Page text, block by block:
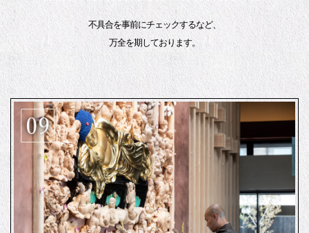
不具合を事前にチェックするなど、
万全を期しております。